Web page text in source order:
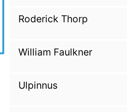
Roderick Thorp
William Faulkner
Ulpinnus